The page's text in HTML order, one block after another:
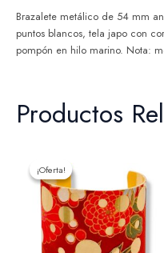
Brazalete metálico de 54 mm
puntos blancos, tela japo con
pompón en hilo marino. Nota:
Productos
¡Oferta!
¡Oferta!
32,00 €.
actual
es:
25,60 €.